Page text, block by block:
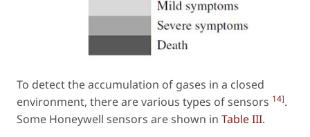
To detect the accumulation of gases in a closed
environment, there are various types of sensors 14].
Some Honeywell sensors are shown in Table III.